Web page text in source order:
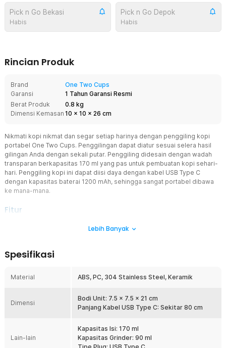
Pick n Go Bekasi
Habis
Pick n Go Depok
Habis
Rincian Produk
Brand
One Two Cups
Garansi
1 Tahun Garansi Resmi
Berat Produk
0.8 kg
Dimensi Kemasan 10 x 10 x 26 cm
Nikmati kopi nikmat dan segar setiap harinya dengan penggiling kopi
portabel One Two Cups. Penggilingan dapat diatur sesuai selera hasil
gilingan Anda dengan sekali putar. Penggiling didesain dengan wadah
transparan berkapasitas 170 ml yang pas untuk pembuatan kopi sehari-
hari. Penggiling kopi ini dapat diisi daya dengan kabel USB Type C
dengan kapasitas baterai 1200 mAh, sehingga sangat portabel dibawa
ke mana-mana.
Fitur
Penggiling Kopi Multifungsi
Cups, Anda juga bisa menggunakannya untuk menggiling rempah-
Inti Penggiling Keramik
keramik yang mudah dicuci dan tidak menimbulkan bau, serta anti
karat. Anda pun dapat menikmati cita rasa kopi berkualitas dengan
Giling Kopi dengan Satu Sentuhan
Mengoperasikan penggiling kopi elektrik ini sangat mudah, hanya
Lebih Banyak
Spesifikasi
Material ABS, PC, 304 Stainless Steel, Keramik
Dimensi
Bodi Unit: 7.5 x 7.5 x 21 cm
Panjang Kabel USB Type C: Sekitar 80 cm
Lain-lain
Kapasitas Isi: 170 ml
Kapasitas Grinder: 90 ml
Tipe Plug: USB Type C